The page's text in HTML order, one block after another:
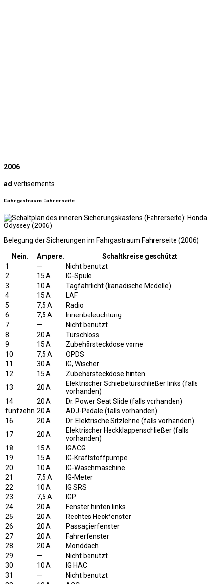
2006
ad vertisements
Fahrgastraum Fahrerseite
Belegung der Sicherungen im Fahrgastraum Fahrerseite (2006)
Nein. Ampere.
Schaltkreise geschützt
1
—
Nicht benutzt
2
15 A
IG-Spule
3
10 A
Tagfahrlicht (kanadische Modelle)
4
15 A
LAF
5
7,5 A
Radio
6
7,5 A
Innenbeleuchtung
7
—
Nicht benutzt
8
20 A
Türschloss
9
15 A
Zubehörsteckdose vorne
10
7,5 A
OPDS
11
30 A
IG, Wischer
12
15 A
Zubehörsteckdose hinten
13
20 A
Elektrischer Schiebetürschließer links (falls
vorhanden)
14
20 A
Dr. Power Seat Slide (falls vorhanden)
fünfzehn 20 A
ADJ-Pedale (falls vorhanden)
16
20 A
Dr. Elektrische Sitzlehne (falls vorhanden)
17
20 A
Elektrischer Heckklappenschließer (falls
vorhanden)
18
15 A
IGACG
19
15 A
IG-Kraftstoffpumpe
20
10 A
IG-Waschmaschine
21
7,5 A
IG-Meter
22
10 A
IG SRS
23
7,5 A
IGP
24
20 A
Fenster hinten links
25
20 A
Rechtes Heckfenster
26
20 A
Passagierfenster
27
20 A
Fahrerfenster
28
20 A
Monddach
29
—
Nicht benutzt
30
10 A
IG HAC
31
—
Nicht benutzt